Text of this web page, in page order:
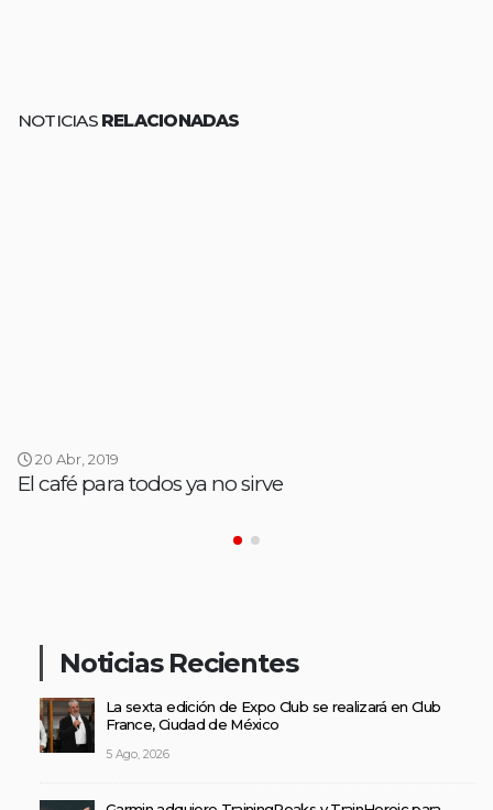
NOTICIAS RELACIONADAS
20 Abr, 2019
El café para todos ya no sirve
Noticias Recientes
La sexta edición de Expo Club se realizará en Club
France, Ciudad de México
5 Ago, 2026